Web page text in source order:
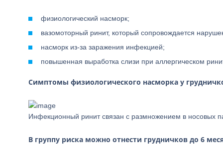
физиологический насморк;
вазомоторный ринит, который сопровождается
насморк из-за заражения инфекцией;
повышенная выработка слизи при аллергическом
Симптомы физиологического насморка у
Инфекционный ринит связан с размножением в носовых
В группу риска можно отнести грудничков до 6